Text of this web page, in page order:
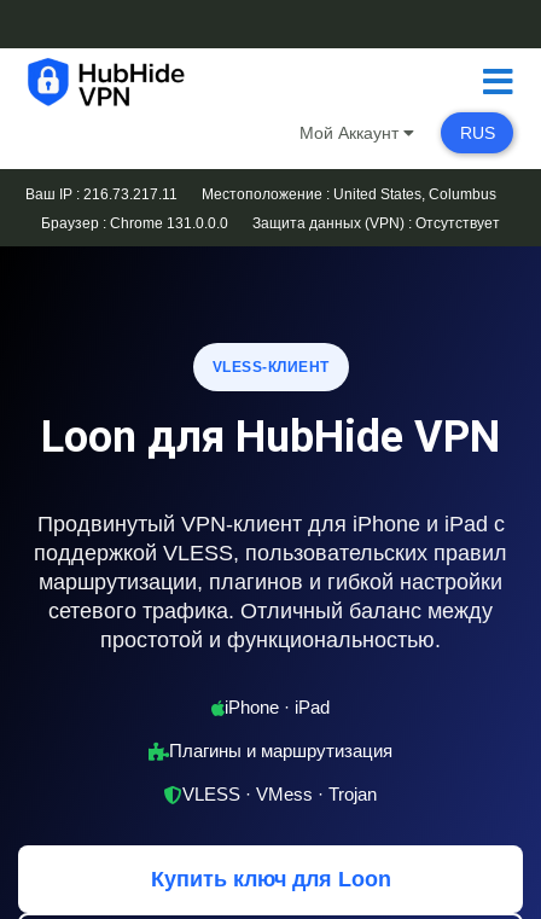
Мой Аккаунт RUS
Ваш IP : 216.73.217.11
Местоположение : United States, Columbus
Браузер : Chrome 131.0.0.0 Защита данных (VPN) : Отсутствует
VLESS-КЛИЕНТ
Loon для HubHide VPN
Продвинутый VPN-клиент для iPhone и iPad с
поддержкой VLESS, пользовательских правил
маршрутизации, плагинов и гибкой настройки
сетевого трафика. Отличный баланс между
простотой и функциональностью.
iPhone · iPad
Плагины и маршрутизация
VLESS · VMess · Trojan
Купить ключ для Loon